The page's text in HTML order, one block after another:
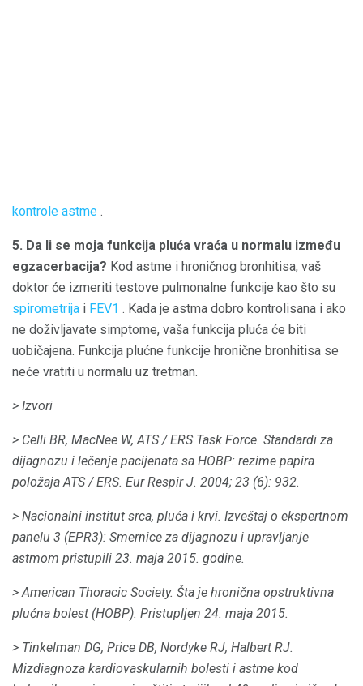
kontrole astme .
5. Da li se moja funkcija pluća vraća u normalu između
egzacerbacija? Kod astme i hroničnog bronhitisa, vaš
doktor će izmeriti testove pulmonalne funkcije kao što su
spirometrija i FEV1 . Kada je astma dobro kontrolisana i ako
ne doživljavate simptome, vaša funkcija pluća će biti
uobičajena. Funkcija plućne funkcije hronične bronhitisa se
neće vratiti u normalu uz tretman.
> Izvori
> Celli BR, MacNee W, ATS / ERS Task Force. Standardi za
dijagnozu i lečenje pacijenata sa HOBP: rezime papira
položaja ATS / ERS. Eur Respir J. 2004; 23 (6): 932.
> Nacionalni institut srca, pluća i krvi. Izveštaj o ekspertnom
panelu 3 (EPR3): Smernice za dijagnozu i upravljanje
astmom pristupili 23. maja 2015. godine.
> American Thoracic Society. Šta je hronična opstruktivna
plućna bolest (HOBP). Pristupljen 24. maja 2015.
> Tinkelman DG, Price DB, Nordyke RJ, Halbert RJ.
Mizdiagnoza kardiovaskularnih bolesti i astme kod